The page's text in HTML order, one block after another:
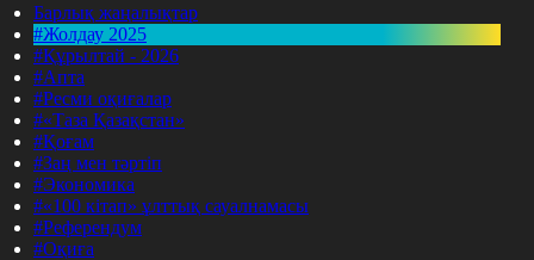
Барлық жаңалықтар
#Жолдау 2025
#Құрылтай - 2026
#Апта
#Ресми оқиғалар
#«Таза Қазақстан»
#Қоғам
#Заң мен тәртіп
#Экономика
#«100 кітап» ұлттық сауалнамасы
#Референдум
#Оқиға